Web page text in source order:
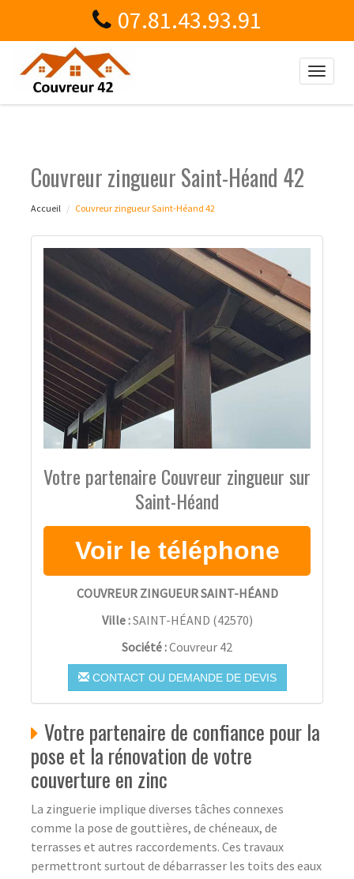
07.81.43.93.91
Toggle
Couvreur zingueur Saint-Héand 42
Accueil Couvreur zingueur Saint-Héand 42
Votre partenaire Couvreur zingueur sur
Saint-Héand
COUVREUR ZINGUEUR SAINT-HÉAND
Ville :SAINT-HÉAND (42570)
Société :Couvreur 42
CONTACT OU DEMANDE DE DEVIS
Votre partenaire de confiance pour la
pose et la rénovation de votre
couverture en zinc
La zinguerie implique diverses tâches connexes
comme la pose de gouttières, de chéneaux, de
terrasses et autres raccordements. Ces travaux
permettront surtout de débarrasser les toits des eaux